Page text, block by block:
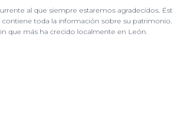
al que siempre estaremos agradecidos.
toda la información sobre su
que más ha crecido localmente en León.